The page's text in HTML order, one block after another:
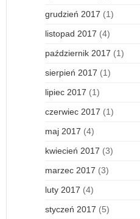
grudzień 2017 (1)
listopad 2017 (4)
październik 2017 (1)
sierpień 2017 (1)
lipiec 2017 (1)
czerwiec 2017 (1)
maj 2017 (4)
kwiecień 2017 (3)
marzec 2017 (3)
luty 2017 (4)
styczeń 2017 (5)